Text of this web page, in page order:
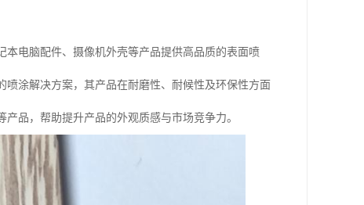
电脑配件、摄像机外壳等产品提供高品质的表面喷
涂解决方案，其产品在耐磨性、耐候性及环保性方面
品，帮助提升产品的外观质感与市场竞争力。